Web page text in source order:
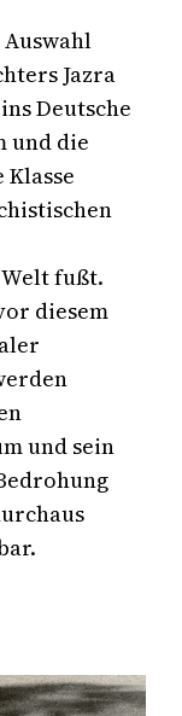
Jazra
Deutsche
und die
fußt.
diesem
und sein